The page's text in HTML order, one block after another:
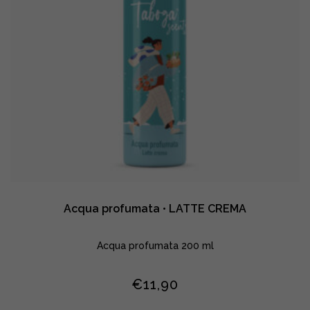
Acqua profumata • LATTE CREMA
Acqua profumata 200 ml
€11,90